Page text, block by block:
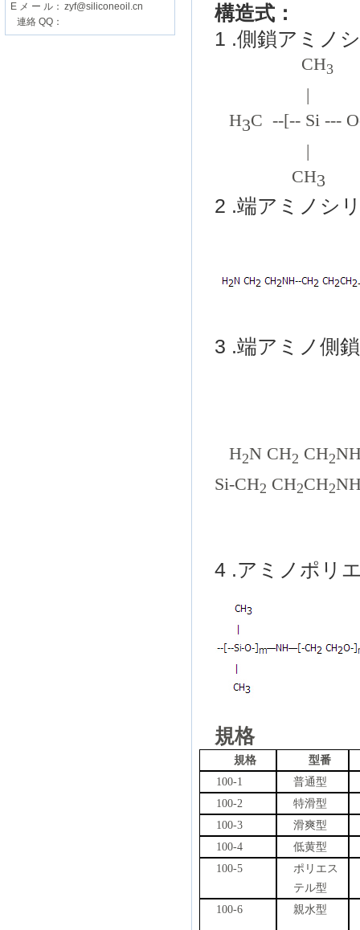
E メ ー ル： zyf@siliconeoil.cn
連絡 QQ：
構造式 ：
1 .側鎖アミノ
CH3
|
H3C --[-- Si ---
|
CH3
2 .端アミノ シ
3 .端アミノ側鎖
H2N CH2 CH2
Si-CH2 CH2CH2
4 .アミノ ポリ
規格
規格
型番
100-1
普通型
100-2
特滑型
100-3
滑爽型
100-4
低黄型
100-5
ポリエス
テル型
100-6
親水型